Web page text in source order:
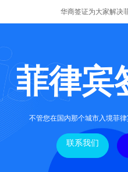
华商签证为大家解决
菲律宾
不管您在国内那个城市入境菲
联系我们